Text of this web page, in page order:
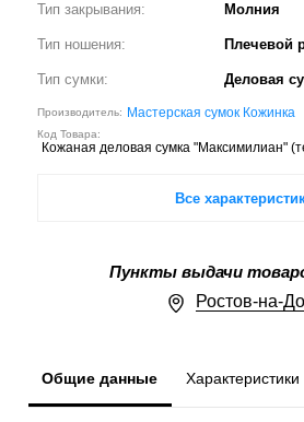
Тип закрывания: Молния
Тип ношения: Плечевой
Тип сумки: Деловая
Производитель: Мастерская сумок Кожинка
Код Товара:
Кожаная деловая сумка "Максимилиан"
Все
Пункты выдачи
Ростов-на-
Общие данные Характеристики